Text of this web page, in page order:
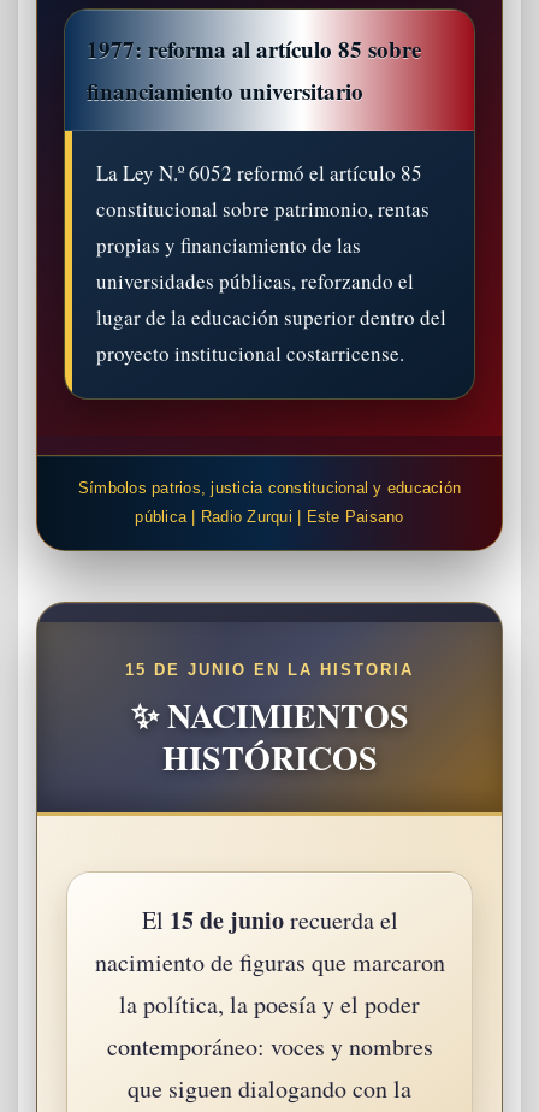
1977: reforma al artículo 85 sobre
financiamiento universitario
La Ley N.º 6052 reformó el artículo 85
constitucional sobre patrimonio, rentas
propias y financiamiento de las
universidades públicas, reforzando el
lugar de la educación superior dentro del
proyecto institucional costarricense.
Símbolos patrios, justicia constitucional y educación
pública | Radio Zurqui | Este Paisano
15 DE JUNIO EN LA HISTORIA
✨ NACIMIENTOS
HISTÓRICOS
El 15 de juniorecuerda el
nacimiento de figuras que marcaron
la política, la poesía y el poder
contemporáneo: voces y nombres
que siguen dialogando con la